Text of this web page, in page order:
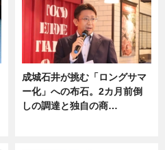
成城石井が挑む「ロングサマ
ー化」への布石。2カ月前倒
しの調達と独自の商…